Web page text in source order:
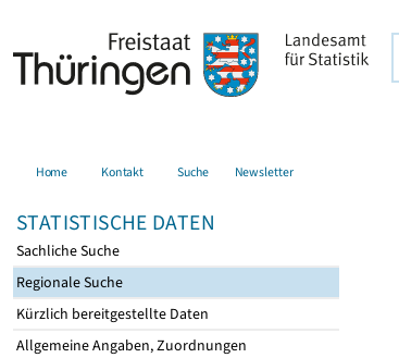
Home Kontakt Suche Newsletter
STATISTISCHE DATEN
Sachliche Suche
Regionale Suche
Kürzlich bereitgestellte Daten
Allgemeine Angaben, Zuordnungen